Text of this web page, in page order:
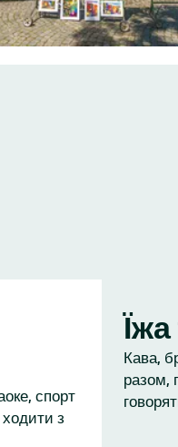
спорт
з
Кава,
разом,